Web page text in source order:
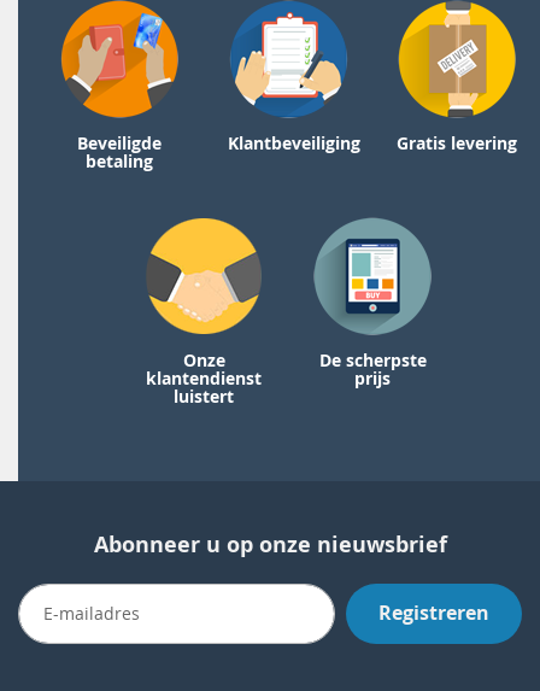
Beveiligde
betaling
Klantbeveiliging Gratis levering
Onze
klantendienst
luistert
De scherpste
prijs
Abonneer u op onze nieuwsbrief
Registreren